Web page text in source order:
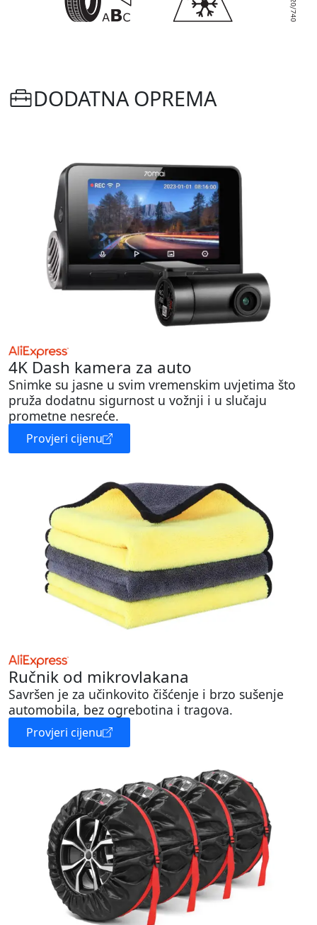
DODATNA OPREMA
4K Dash kamera za auto
Snimke su jasne u svim vremenskim uvjetima što
pruža dodatnu sigurnost u vožnji i u slučaju
prometne nesreće.
Provjeri cijenu
Ručnik od mikrovlakana
Savršen je za učinkovito čišćenje i brzo sušenje
automobila, bez ogrebotina i tragova.
Provjeri cijenu